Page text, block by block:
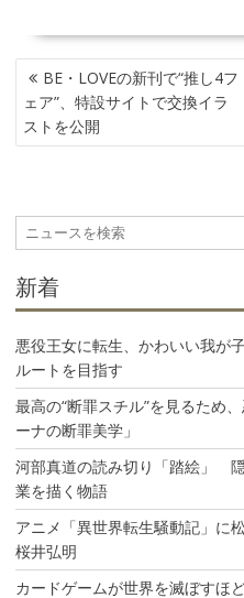
投
稿
ナ
ビ
シ
ョ
BE・LOVEの新刊で“推し4フ
ェア”、特設サイトで交換イラ
ストを公開
新着
悪役王女に転生、かわいい我が
ルートを目指す
最高の“断罪スチル”を見るため
ーナの断罪美学」
河部真道の読み切り「踏絵」
業を描く物語
アニメ「異世界転生騒動記」
桜井弘明
カードゲームが世界を滅ぼすほ